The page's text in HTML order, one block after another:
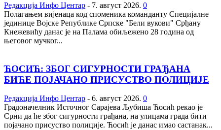
Редакција Инфо Центар - 7. август 2026. 0
Полагањем вијенаца код споменика команданту Специјалне
јединице Војске Републике Српске "Бели вукови" Срђану
Кнежевићу данас је на Палама обиљежено 28 година од
његовог мучког...
ЋОСИЋ: ЗБОГ СИГУРНОСТИ ГРАЂАНА
БИЋЕ ПОЈАЧАНО ПРИСУСТВО ПОЛИЦИЈЕ
Редакција Инфо Центар - 6. август 2026. 0
Градоначелник Источног Сарајева Љубиша Ћосић рекао је
Срни да ће због сигурности грађана, на улицама града бити
појачано присуство полиције. Ћосић је данас имао састанак...